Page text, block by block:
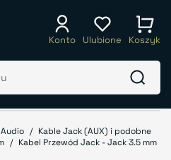
Konto Ulubione Koszyk
Kable Jack (AUX) i podobne
Kabel Przewód Jack - Jack 3.5 mm